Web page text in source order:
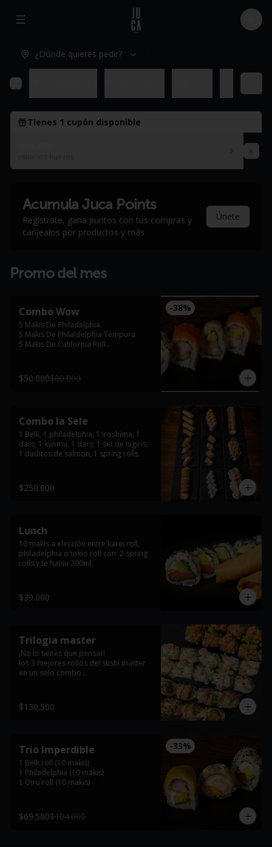
Abrir menu de navegación Login
¿Dónde quieres pedir?
Tienes 1 cupón disponible
Acumula Juca Points
Regístrate, gana puntos con tus compras y
canjealos por productos y más
Únete
Promo del mes
-38%
Combo Wow
5 Makis De Philadelphia
5 Makis De Philaldelphia Tempura
5 Makis De California Roll
$50.000$80.000
Combo la Sele
1 Belk, 1 philadelphia, 1 iroshima, 1
dars, 1 kyomu, 1 dars, 1 set de nigiris,
1 daditos de salmon, 1 spring rolls
$250.000
Lunch
10 makis a elección entre karei roll,
philadelphia o tokio roll con  2 spring
rolls y te hatsu 200ml.
$39.000
Trilogia master
¡No lo tienes que pensar!
los 3 mejores rollos del sushi master
en un solo combo
artesanal, tartar de salmon, teriyaky y
cebollin.
maduro y queso philadelphia.
tiger roll: kanikama desmechado,
queso philadelphia, masago, ajonjoli,
dinamita, salmon apanado, teriyaky y
$130.500
-33%
Trio Imperdible
1 Belk roll (10 makis)
1 Philadelphia (10 makis)
1 Oiru roll (10 makis)
$69.500$104.000